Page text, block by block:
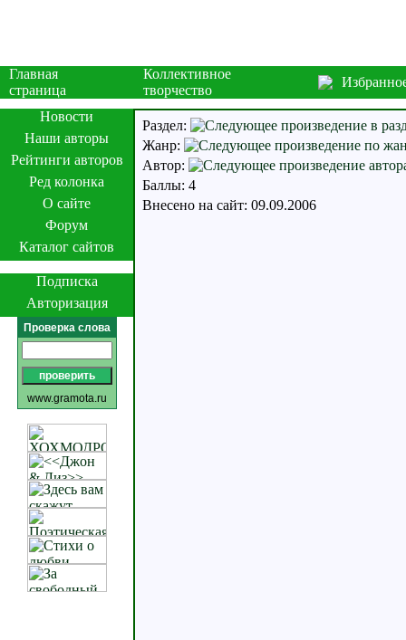
Главная
страница
Коллективное
творчество
Новости
Наши авторы
Рейтинги авторов
Ред колонка
О сайте
Форум
Каталог сайтов
Подписка
Авторизация
Проверка слова
www.gramota.ru
Раздел:
Жанр:
Автор:
Баллы: 4
Внесено на сайт: 09.09.2006